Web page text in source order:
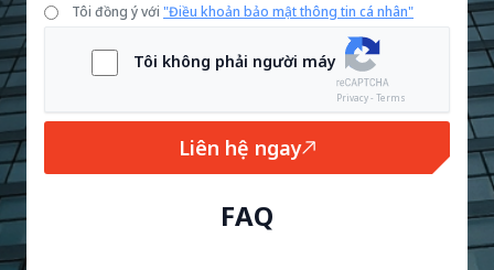
Tôi đồng ý với "Điều khoản bảo mật thông tin cá nhân"
Tôi không phải người máy
Privacy - Terms
Liên hệ ngay
FAQ